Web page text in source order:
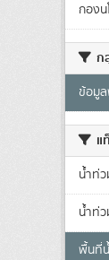
กองน
ก
ข้อมู
แ
น้ำท่
น้ำท่
พื้นที่